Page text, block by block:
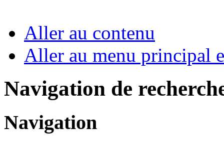
Aller au contenu
Aller au menu principal
Navigation de
Navigation